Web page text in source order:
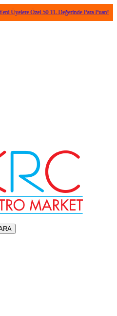
Özel 50 TL Değerinde Para Puan! •